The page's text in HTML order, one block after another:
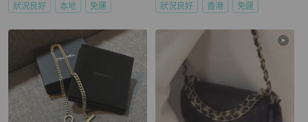
狀況良好 本地 免運 狀況良好 香港 免運